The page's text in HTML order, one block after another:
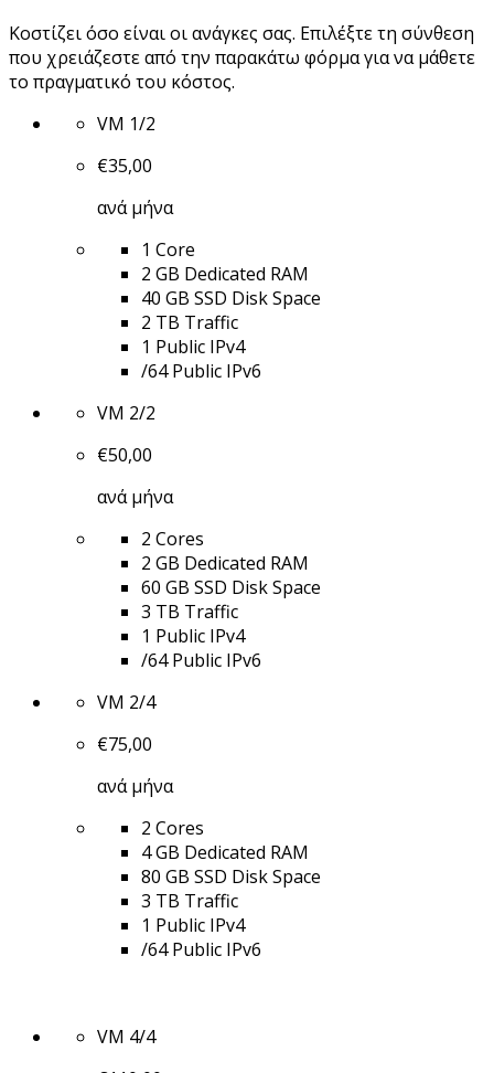
Κοστίζει όσο είναι οι ανάγκες σας. Επιλέξτε τη σύνθεση
που χρειάζεστε από την παρακάτω φόρμα για να μάθετε
το πραγματικό του κόστος.
VM 1/2
€35,00
ανά μήνα
1 Core
2 GB Dedicated RAM
40 GB SSD Disk Space
2 TB Traffic
1 Public IPv4
/64 Public IPv6
VM 2/2
€50,00
ανά μήνα
2 Cores
2 GB Dedicated RAM
60 GB SSD Disk Space
3 TB Traffic
1 Public IPv4
/64 Public IPv6
VM 2/4
€75,00
ανά μήνα
2 Cores
4 GB Dedicated RAM
80 GB SSD Disk Space
3 TB Traffic
1 Public IPv4
/64 Public IPv6
VM 4/4